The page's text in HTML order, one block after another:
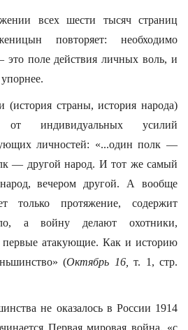
всех шести тысяч страниц
повторяет: необходимо
это поле действия личных воль, и
(история страны, история народа)
от индивидуальных усилий
личностей: «...один полк —
— другой народ. И тот же самый
вечером другой. А вообще
только протяжение, содержит
а войну делают охотники,
первые атакующие. Как и историю
(Октябрь 16,
т. 1, стр.
не оказалось в России 1914
Первая мировая война, «с